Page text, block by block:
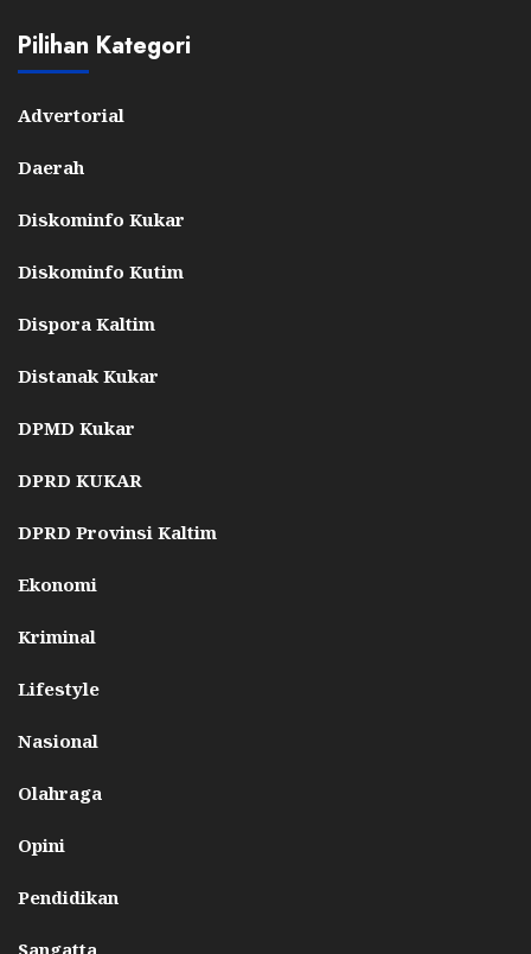
Pilihan Kategori
Advertorial
Daerah
Diskominfo Kukar
Diskominfo Kutim
Dispora Kaltim
Distanak Kukar
DPMD Kukar
DPRD KUKAR
DPRD Provinsi Kaltim
Ekonomi
Kriminal
Lifestyle
Nasional
Olahraga
Opini
Pendidikan